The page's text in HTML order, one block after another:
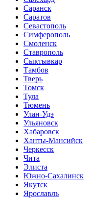
Саранск
Саратов
Севастополь
Симферополь
Смоленск
Ставрополь
Сыктывкар
Тамбов
Тверь
Томск
Тула
Тюмень
Улан-Удэ
Ульяновск
Хабаровск
Ханты-Мансийск
Черкесск
Чита
Элиста
Южно-Сахалинск
Якутск
Ярославль